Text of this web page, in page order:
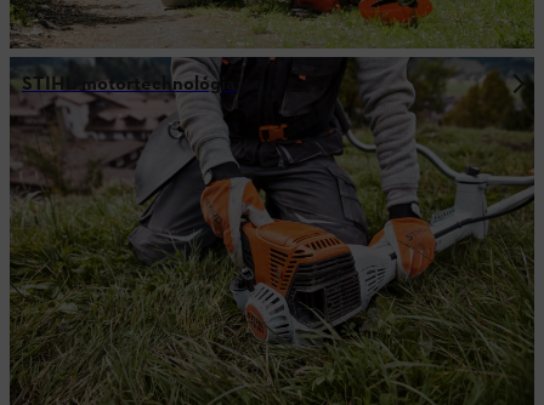
STIHL motortechnológia